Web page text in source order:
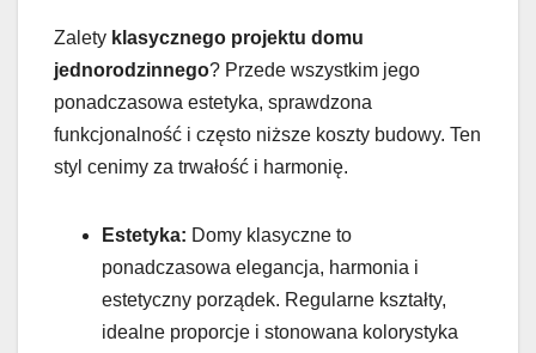
Zalety klasycznego projektu domu
jednorodzinnego? Przede wszystkim jego
ponadczasowa estetyka, sprawdzona
funkcjonalność i często niższe koszty budowy. Ten
styl cenimy za trwałość i harmonię.
Estetyka: Domy klasyczne to
ponadczasowa elegancja, harmonia i
estetyczny porządek. Regularne kształty,
idealne proporcje i stonowana kolorystyka